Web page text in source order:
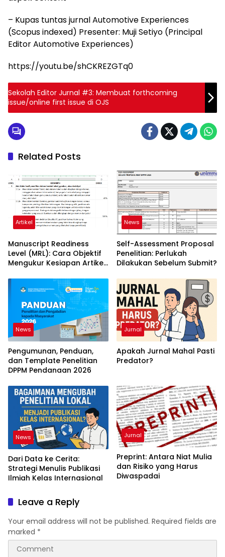
– Kupas tuntas jurnal Automotive Experiences
(Scopus indexed) Presenter: Muji Setiyo (Principal
Editor Automotive Experiences)
https://youtu.be/shCKREZGTq0
Sekolah Editor Jurnal #3: Membuat forthcoming
issue/online first issue di OJS
Related Posts
Artikel
Manuscript Readiness
Level (MRL): Cara Objektif
Mengukur Kesiapan Artikel
News
Self-Assessment Proposal
Penelitian: Perlukah
Dilakukan Sebelum Submit?
News
Pengumunan, Penduan,
dan Template Penelitian
DPPM Pendanaan 2026
Jurnal
Apakah Jurnal Mahal Pasti
Predator?
News
Dari Data ke Cerita:
Strategi Menulis Publikasi
Ilmiah Kelas Internasional
Jurnal
Preprint: Antara Niat Mulia
dan Risiko yang Harus
Diwaspadai
Leave a Reply
Your email address will not be published. Required fields are
marked *